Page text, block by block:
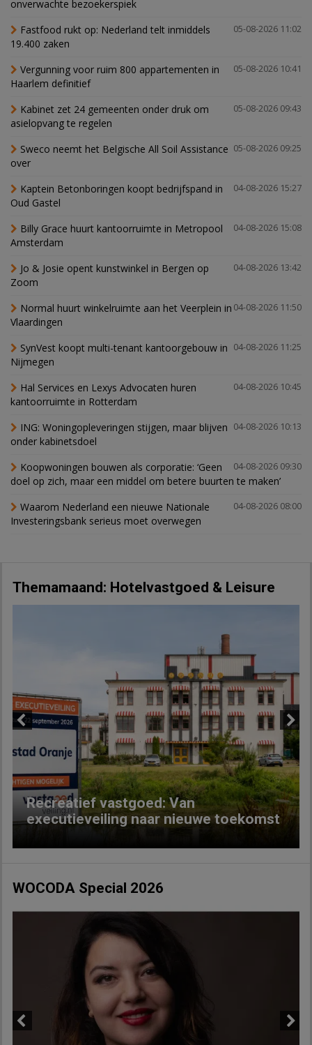
onverwachte bezoekerspiek
05-08-2026 11:02
Fastfood rukt op: Nederland telt inmiddels
19.400 zaken
05-08-2026 10:41
Vergunning voor ruim 800 appartementen in
Haarlem definitief
05-08-2026 09:43
Kabinet zet 24 gemeenten onder druk om
asielopvang te regelen
05-08-2026 09:25
Sweco neemt het Belgische All Soil Assistance
over
04-08-2026 15:27
Kaptein Betonboringen koopt bedrijfspand in
Oud Gastel
04-08-2026 15:08
Billy Grace huurt kantoorruimte in Metropool
Amsterdam
04-08-2026 13:42
Jo & Josie opent kunstwinkel in Bergen op
Zoom
04-08-2026 11:50
Normal huurt winkelruimte aan het Veerplein in
Vlaardingen
04-08-2026 11:25
SynVest koopt multi-tenant kantoorgebouw in
Nijmegen
04-08-2026 10:45
Hal Services en Lexys Advocaten huren
kantoorruimte in Rotterdam
04-08-2026 10:13
ING: Woningopleveringen stijgen, maar blijven
onder kabinetsdoel
04-08-2026 09:30
Koopwoningen bouwen als corporatie: ‘Geen
doel op zich, maar een middel om betere buurten te maken’
04-08-2026 08:00
Waarom Nederland een nieuwe Nationale
Investeringsbank serieus moet overwegen
Themamaand: Hotelvastgoed & Leisure
Recreatief vastgoed: Van
executieveiling naar nieuwe toekomst
Next
WOCODA Special 2026